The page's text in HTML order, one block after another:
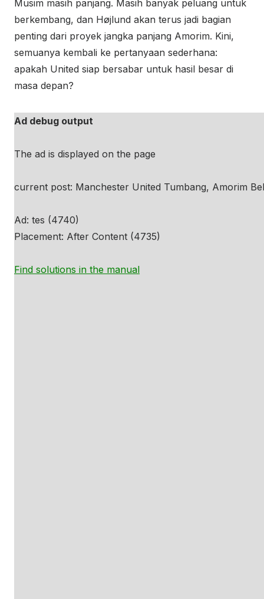
Musim masih panjang. Masih banyak peluang untuk
berkembang, dan Højlund akan terus jadi bagian
penting dari proyek jangka panjang Amorim. Kini,
semuanya kembali ke pertanyaan sederhana:
apakah United siap bersabar untuk hasil besar di
masa depan?
Ad debug output
The ad is displayed on the page
current post: Manchester United Tumbang, Amorim
Ad: tes (4740)
Placement: After Content (4735)
Find solutions in the manual